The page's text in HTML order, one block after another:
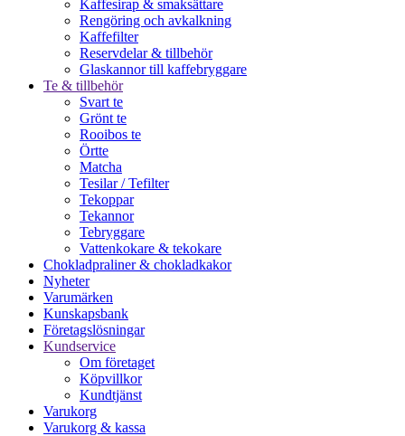
Kaffesirap & smaksättare
Rengöring och avkalkning
Kaffefilter
Reservdelar & tillbehör
Glaskannor till kaffebryggare
Te & tillbehör
Svart te
Grönt te
Rooibos te
Örtte
Matcha
Tesilar / Tefilter
Tekoppar
Tekannor
Tebryggare
Vattenkokare & tekokare
Chokladpraliner & chokladkakor
Nyheter
Varumärken
Kunskapsbank
Företagslösningar
Kundservice
Om företaget
Köpvillkor
Kundtjänst
Varukorg
Varukorg & kassa